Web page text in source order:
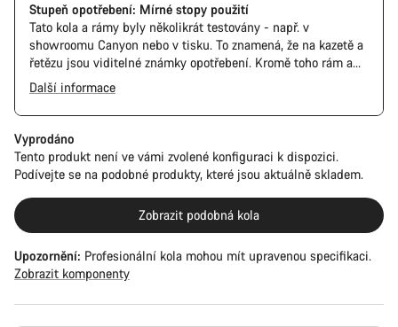
Stupeň opotřebení: Mírné stopy použití
Tato kola a rámy byly několikrát testovány - např. v
showroomu Canyon nebo v tisku. To znamená, že na kazetě a
řetězu jsou viditelné známky opotřebení. Kromě toho rám a
komponenty mohou mít škrábance, poškození laku a barevné
odchylky. Všechny součásti však fungují perfektně.
Další informace
Vyprodáno
Tento produkt není ve vámi zvolené konfiguraci k dispozici.
Podívejte se na podobné produkty, které jsou aktuálně skladem.
Zobrazit podobná kola
Upozornění: Profesionální kola mohou mít upravenou specifikaci.
Zobrazit komponenty